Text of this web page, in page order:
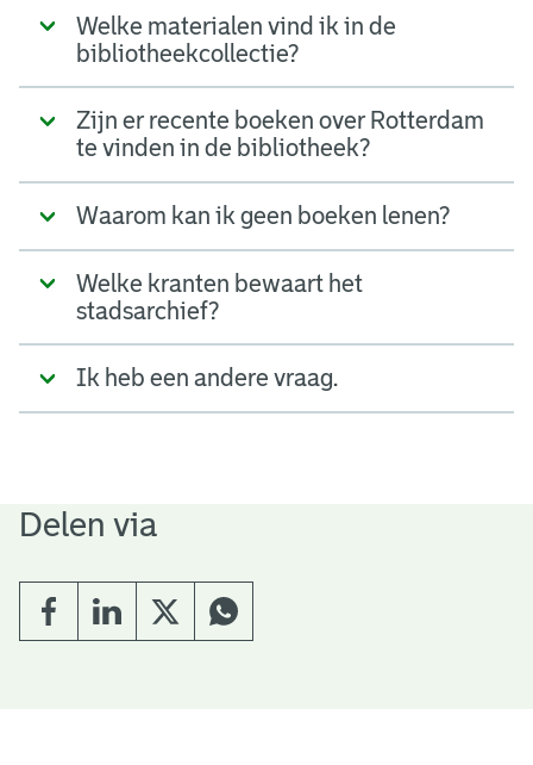
Welke materialen vind ik in de
bibliotheekcollectie?
Zijn er recente boeken over Rotterdam
te vinden in de bibliotheek?
Waarom kan ik geen boeken lenen?
Welke kranten bewaart het
stadsarchief?
Ik heb een andere vraag.
Delen via